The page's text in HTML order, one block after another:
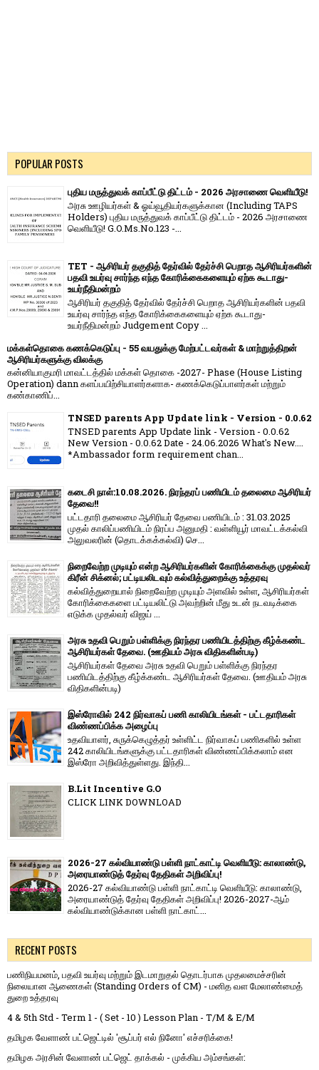
POPULAR POSTS
புதிய மருத்துவக் காப்பீட்டு திட்டம் - 2026 அரசாணை வெளியீடு!
அரசு ஊழியர்கள் & ஓய்வூதியர்களுக்கான (Including TAPS
Holders) புதிய மருத்துவக் காப்பீட்டு திட்டம் - 2026 அரசாணை
வெளியீடு! G.O.Ms.No.123 -...
TET - ஆசிரியர் தகுதித் தேர்வில் தேர்ச்சி பெறாத ஆசிரியர்களின்
பதவி உயர்வு சார்ந்த எந்த கோரிக்கைகளையும் ஏற்க கூடாது-
உயர்நீதிமன்றம்
ஆசிரியர் தகுதித் தேர்வில் தேர்ச்சி பெறாத ஆசிரியர்களின் பதவி
உயர்வு சார்ந்த எந்த கோரிக்கைகளையும் ஏற்க கூடாது-
உயர்நீதிமன்றம் Judgement Copy ...
மக்கள்தொகை கணக்கெடுப்பு - 55 வயதுக்கு மேற்பட்டவர்கள் & மாற்றுத்திறன்
ஆசிரியர்களுக்கு விலக்கு
கன்னியாகுமரி மாவட்டத்தில் மக்கள் தொகை -2027- Phase (House Listing
Operation) dann களப்பயிற்சியாளர்களாக- கணக்கெடுப்பாளர்கள் மற்றும்
கண்காணிப்...
TNSED parents App Update link - Version - 0.0.62
TNSED parents App Update link - Version - 0.0.62
New Version - 0.0.62 Date - 24.06.2026 What's New....
*Ambassador form requirement chan...
கடைசி நாள்:10.08.2026. நிரந்தரப் பணியிடம் தலைமை ஆசிரியர்
தேவை!!
பட்டதாரி தலைமை ஆசிரியர் தேவை பணியிடம் : 31.03.2025
முதல் காலிப்பணியிடம் நிரப்ப அனுமதி : வள்ளியூர் மாவட்டக்கல்வி
அலுவலரின் (தொடக்கக்கல்வி) செ...
நிறைவேற்ற முடியும் என்ற ஆசிரியர்களின் கோரிக்கைக்கு முதல்வர்
கிரீன் சிக்னல்; பட்டியலிடவும் கல்வித்துறைக்கு உத்தரவு
கல்வித்துறையால் நிறைவேற்ற முடியும் அளவில் உள்ள, ஆசிரியர்கள்
கோரிக்கைகளை பட்டியலிட்டு அவற்றின் மீது உடன் நடவடிக்கை
எடுக்க முதல்வர் விஜய் ...
அரசு உதவி பெறும் பள்ளிக்கு நிரந்தர பணியிடத்திற்கு கீழ்க்கண்ட
ஆசிரியர்கள் தேவை. (ஊதியம் அரசு விதிகளின்படி)
ஆசிரியர்கள் தேவை அரசு உதவி பெறும் பள்ளிக்கு நிரந்தர
பணியிடத்திற்கு கீழ்க்கண்ட ஆசிரியர்கள் தேவை. (ஊதியம் அரசு
விதிகளின்படி)
இஸ்ரோவில் 242 நிர்வாகப் பணி காலியிடங்கள் - பட்டதாரிகள்
விண்ணப்பிக்க அழைப்பு
உதவியாளர், சுருக்கெழுத்தர் உள்ளிட்ட நிர்வாகப் பணிகளில் உள்ள
242 காலியிடங்களுக்கு பட்டதாரிகள் விண்ணப்பிக்கலாம் என
இஸ்ரோ அறிவித்துள்ளது. இந்தி...
B.Lit Incentive G.O
CLICK LINK DOWNLOAD
2026-27 கல்வியாண்டு பள்ளி நாட்காட்டி வெளியீடு: காலாண்டு,
அரையாண்டுத் தேர்வு தேதிகள் அறிவிப்பு!
2026-27 கல்வியாண்டு பள்ளி நாட்காட்டி வெளியீடு: காலாண்டு,
அரையாண்டுத் தேர்வு தேதிகள் அறிவிப்பு! 2026-2027-ஆம்
கல்வியாண்டுக்கான பள்ளி நாட்காட்...
RECENT POSTS
பணிநியமனம், பதவி உயர்வு மற்றும் இடமாறுதல் தொடர்பாக முதலமைச்சரின்
நிலையான ஆணைகள் (Standing Orders of CM) - மனித வள மேலாண்மைத்
துறை உத்தரவு
4 & 5th Std - Term 1 - ( Set - 10 ) Lesson Plan - T/M & E/M
தமிழக வேளாண் பட்ஜெட்டில் 'சூப்பர் எல் நினோ' எச்சரிக்கை!
தமிழக அரசின் வேளாண் பட்ஜெட் தாக்கல் - முக்கிய அம்சங்கள்: